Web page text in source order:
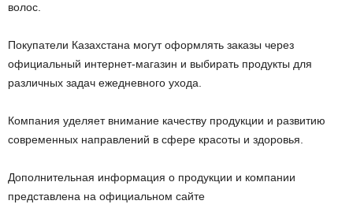
волос.
Покупатели Казахстана могут оформлять заказы через
официальный интернет-магазин и выбирать продукты для
различных задач ежедневного ухода.
Компания уделяет внимание качеству продукции и развитию
современных направлений в сфере красоты и здоровья.
Дополнительная информация о продукции и компании
представлена на официальном сайте